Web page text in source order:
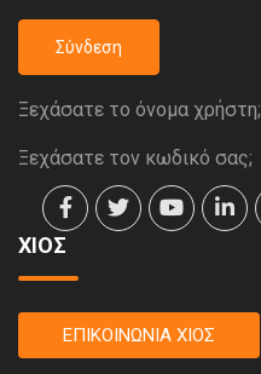
Σύνδεση
Ξεχάσατε το όνομα χρήστη;
Ξεχάσατε τον κωδικό σας;
ΧΙΟΣ
ΕΠΙΚΟΙΝΩΝΙΑ ΧΙΟΣ